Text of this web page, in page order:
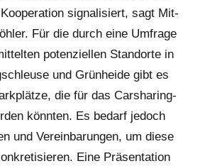
signalisiert, sagt Mit-
Für die durch eine Umfrage
potenziellen Standorte in
und Grünheide gibt es
die für das Carsharing-
könnten. Es bedarf jedoch
und Vereinbarungen, um diese
Eine Präsentation